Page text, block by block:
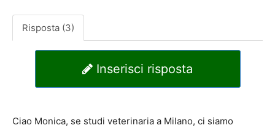
Risposta (3)
Inserisci risposta
Ciao Monica, se studi veterinaria a Milano, ci siamo